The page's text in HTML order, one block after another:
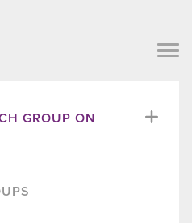
GROUP ON